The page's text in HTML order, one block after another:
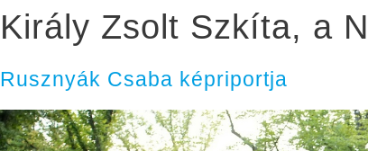
Király Zsolt Szkíta, a
Rusznyák Csaba képriportja